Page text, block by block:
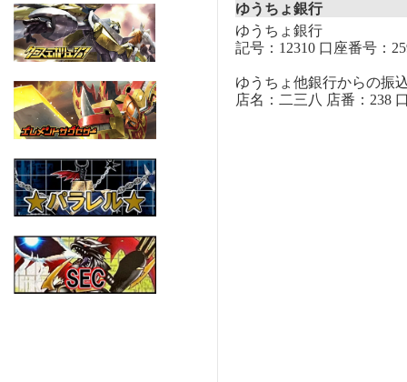
ゆうちょ銀行
ゆうちょ銀行
記号：12310 口座番号：
ゆうちょ他銀行からの振
店名：二三八 店番：238